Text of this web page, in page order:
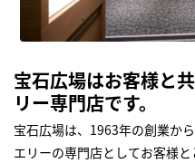
宝石広場はお客様と
リー専門店です。
宝石広場は、1963年の創業か
エリーの専門店としてお客様